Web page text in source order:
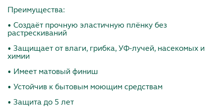
Преимущества:
• Создаёт прочную эластичную плёнку без
растрескиваний
• Защищает от влаги, грибка, УФ-лучей, насекомых и
химии
• Имеет матовый финиш
• Устойчив к бытовым моющим средствам
• Защита до 5 лет